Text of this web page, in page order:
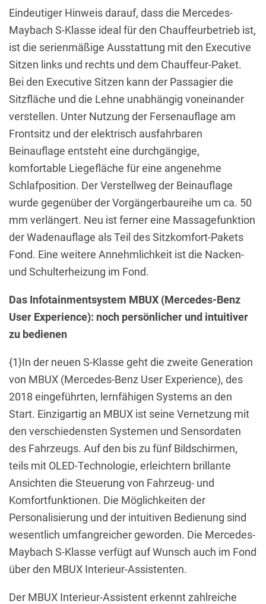
Eindeutiger Hinweis darauf, dass die Mercedes-
Maybach S-Klasse ideal für den Chauffeurbetrieb ist,
ist die serienmäßige Ausstattung mit den Executive
Sitzen links und rechts und dem Chauffeur-Paket.
Bei den Executive Sitzen kann der Passagier die
Sitzfläche und die Lehne unabhängig voneinander
verstellen. Unter Nutzung der Fersenauflage am
Frontsitz und der elektrisch ausfahrbaren
Beinauflage entsteht eine durchgängige,
komfortable Liegefläche für eine angenehme
Schlafposition. Der Verstellweg der Beinauflage
wurde gegenüber der Vorgängerbaureihe um ca. 50
mm verlängert. Neu ist ferner eine Massagefunktion
der Wadenauflage als Teil des Sitzkomfort-Pakets
Fond. Eine weitere Annehmlichkeit ist die Nacken-
und Schulterheizung im Fond.
Das Infotainmentsystem MBUX (Mercedes-Benz
User Experience): noch persönlicher und intuitiver
zu bedienen
{1}In der neuen S-Klasse geht die zweite Generation
von MBUX (Mercedes-Benz User Experience), des
2018 eingeführten, lernfähigen Systems an den
Start. Einzigartig an MBUX ist seine Vernetzung mit
den verschiedensten Systemen und Sensordaten
des Fahrzeugs. Auf den bis zu fünf Bildschirmen,
teils mit OLED-Technologie, erleichtern brillante
Ansichten die Steuerung von Fahrzeug- und
Komfortfunktionen. Die Möglichkeiten der
Personalisierung und der intuitiven Bedienung sind
wesentlich umfangreicher geworden. Die Mercedes-
Maybach S-Klasse verfügt auf Wunsch auch im Fond
über den MBUX Interieur-Assistenten.
Der MBUX Interieur-Assistent erkennt zahlreiche